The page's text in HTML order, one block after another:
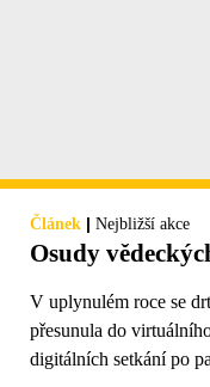
Článek | Nejbližší akce
Osudy
V uplynulém roce se
přesunula do
digitálních setkání po